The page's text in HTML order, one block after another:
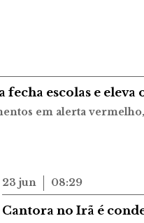
escolas e eleva
em alerta vermelho,
23 jun 08:29
Cantora no Irã é